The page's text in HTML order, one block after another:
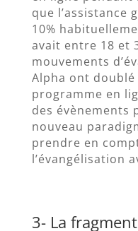
que l’assistance
10%
avait entre 18 et
mouvements
Alpha ont doublé
programme en
des évènements
nouveau
prendre en
l’évangélisation
3- La